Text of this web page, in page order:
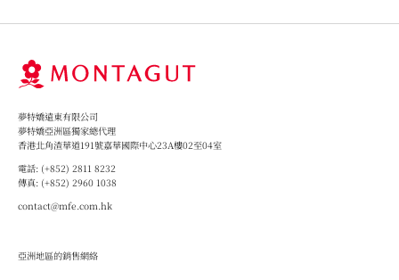
夢特嬌遠東有限公司
夢特嬌亞洲區獨家總代理
香港北角渣華道191號嘉華國際中心23A樓02至04室
電話: (+852) 2811 8232
傳真: (+852) 2960 1038
contact@mfe.com.hk
Group 1
亞洲地區的銷售網絡